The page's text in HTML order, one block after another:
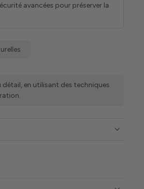
avancées pour préserver la
détail, en utilisant des techniques